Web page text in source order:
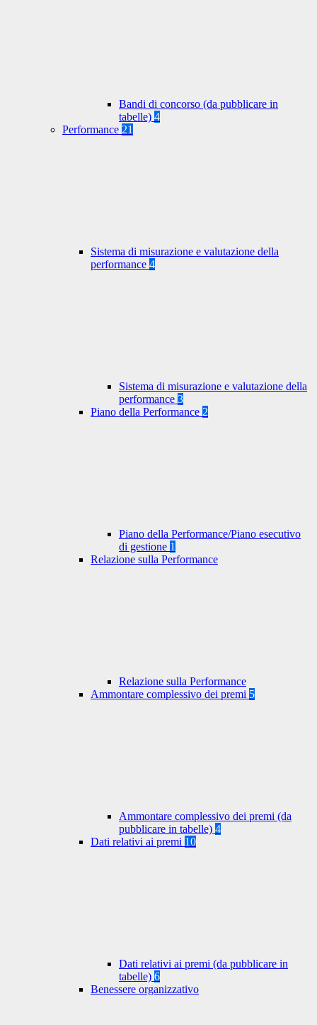
Bandi di concorso (da pubblicare in
tabelle) 4
Performance 21
Sistema di misurazione e valutazione della
performance 4
Sistema di misurazione e valutazione della
performance 3
Piano della Performance 2
Piano della Performance/Piano esecutivo
di gestione 1
Relazione sulla Performance
Relazione sulla Performance
Ammontare complessivo dei premi 5
Ammontare complessivo dei premi (da
pubblicare in tabelle) 4
Dati relativi ai premi 10
Dati relativi ai premi (da pubblicare in
tabelle) 6
Benessere organizzativo